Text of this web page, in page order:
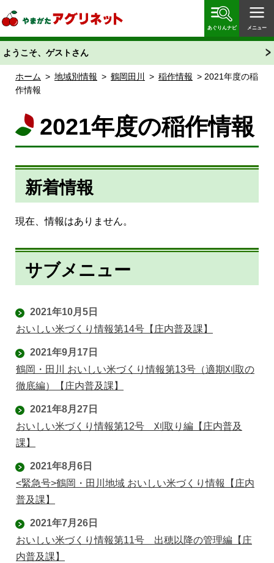
「あぐりん」
あぐりんナビ メニュー
ようこそ、ゲストさん
ホーム > 地域別情報 > 鶴岡田川 > 稲作情報 > 2021年度の稲
作情報
2021年度の稲作情報
新着情報
現在、情報はありません。
サブメニュー
2021年10月5日
おいしい米づくり情報第14号【庄内普及課】
2021年9月17日
鶴岡・田川 おいしい米づくり情報第13号（適期刈取の
徹底編）【庄内普及課】
2021年8月27日
おいしい米づくり情報第12号 刈取り編【庄内普及
課】
2021年8月6日
<緊急号>鶴岡・田川地域 おいしい米づくり情報【庄内
普及課】
2021年7月26日
おいしい米づくり情報第11号 出穂以降の管理編【庄
内普及課】